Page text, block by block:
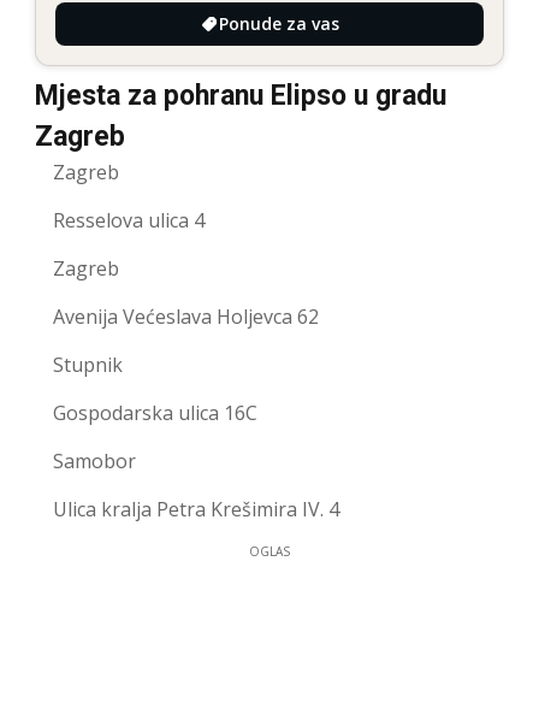
Ponude za vas
Mjesta za pohranu Elipso u gradu
Zagreb
Zagreb
Resselova ulica 4
Zagreb
Avenija Većeslava Holjevca 62
Stupnik
Gospodarska ulica 16C
Samobor
Ulica kralja Petra Krešimira IV. 4
OGLAS